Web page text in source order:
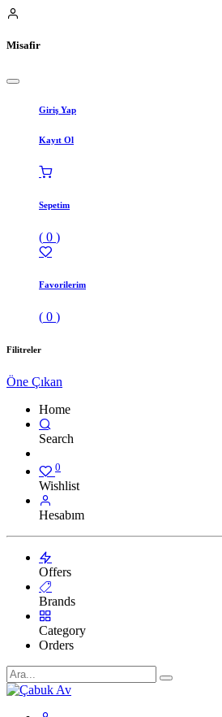
Misafir
Giriş Yap
Kayıt Ol
Sepetim
( 0 )
Favorilerim
( 0 )
Filitreler
Öne Çıkan
Home
Search
0
Wishlist
Hesabım
Offers
Brands
Category
Orders